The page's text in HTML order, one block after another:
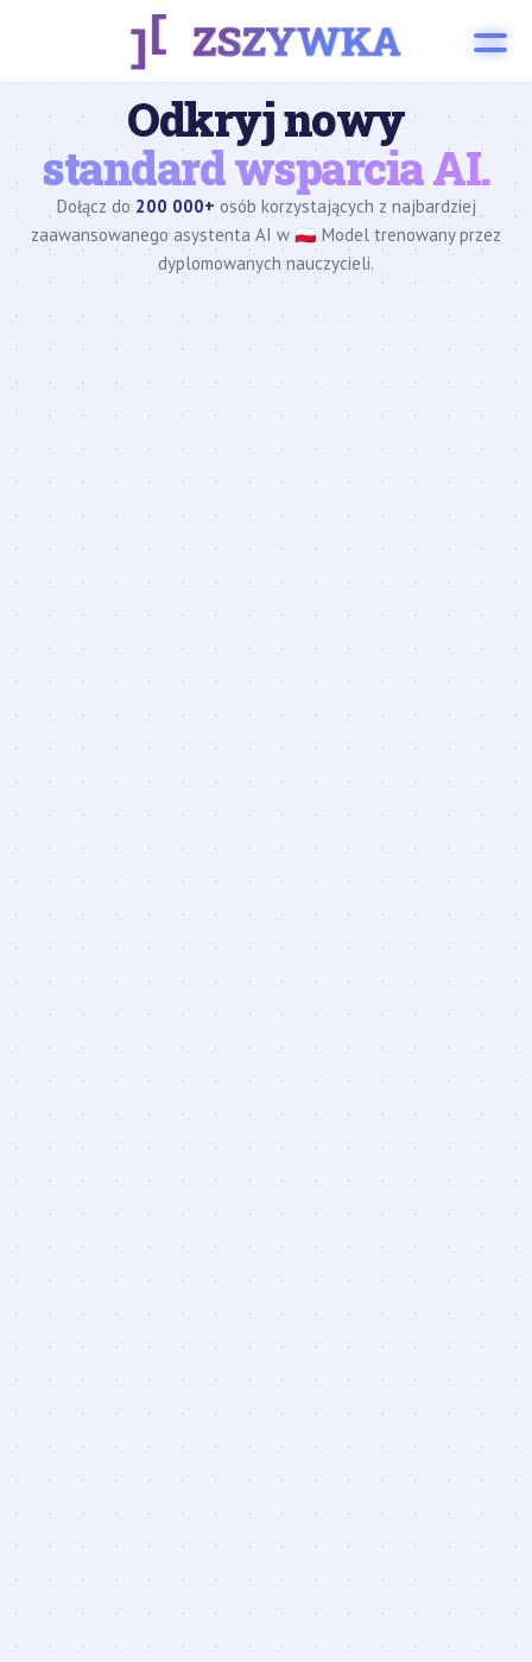
Odkryj nowy
standard wsparcia AI.
Dołącz do 200 000+ osób korzystających z najbardziej
zaawansowanego asystenta AI w 🇵🇱 Model trenowany przez
dyplomowanych nauczycieli.